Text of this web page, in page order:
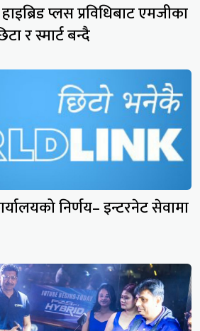
प्लस प्रविधिबाट एमजीका
र स्मार्ट बन्दै
निर्णय– इन्टरनेट सेवामा